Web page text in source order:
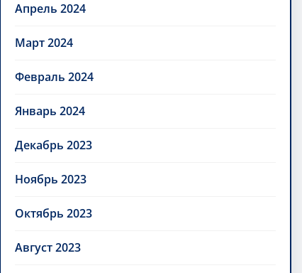
Апрель 2024
Март 2024
Февраль 2024
Январь 2024
Декабрь 2023
Ноябрь 2023
Октябрь 2023
Август 2023